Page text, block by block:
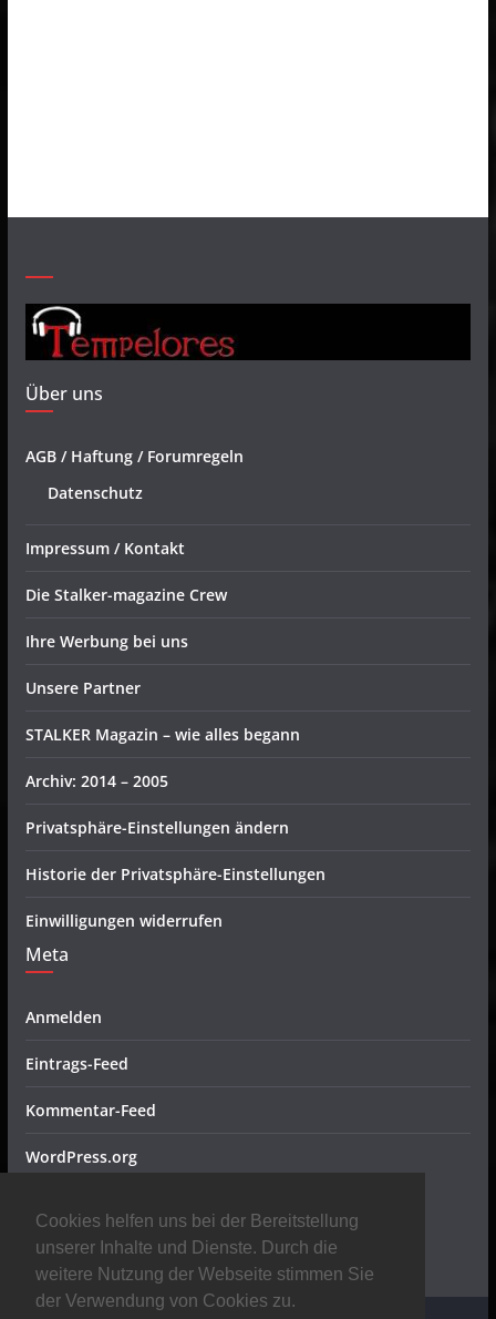
Cookies helfen uns bei der Bereitstellung
unserer Inhalte und Dienste. Durch die
weitere Nutzung der Webseite stimmen Sie
der Verwendung von Cookies zu.
Über uns
AGB / Haftung / Forumregeln
Datenschutz
Impressum / Kontakt
Die Stalker-magazine Crew
Ihre Werbung bei uns
Unsere Partner
STALKER Magazin – wie alles begann
Archiv: 2014 – 2005
Privatsphäre-Einstellungen ändern
Historie der Privatsphäre-Einstellungen
Einwilligungen widerrufen
Meta
Anmelden
Eintrags-Feed
Kommentar-Feed
WordPress.org